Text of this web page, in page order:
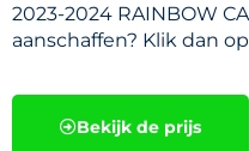
2023-2024 RAINBOW
aanschaffen? Klik dan
Bekijk de prijs